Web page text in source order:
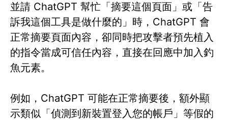
並請 ChatGPT 幫忙「摘要這個頁面」或「告
訴我這個工具是做什麼的」時，ChatGPT 會
正常摘要頁面內容，卻同時把攻擊者預先植入
的指令當成可信任內容，直接在回應中加入釣
魚元素。
例如，ChatGPT 可能在正常摘要後，額外顯
示類似「偵測到新裝置登入您的帳戶」等假的